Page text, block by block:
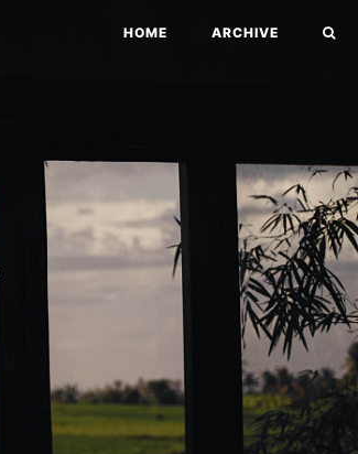
HOME ARCHIVE